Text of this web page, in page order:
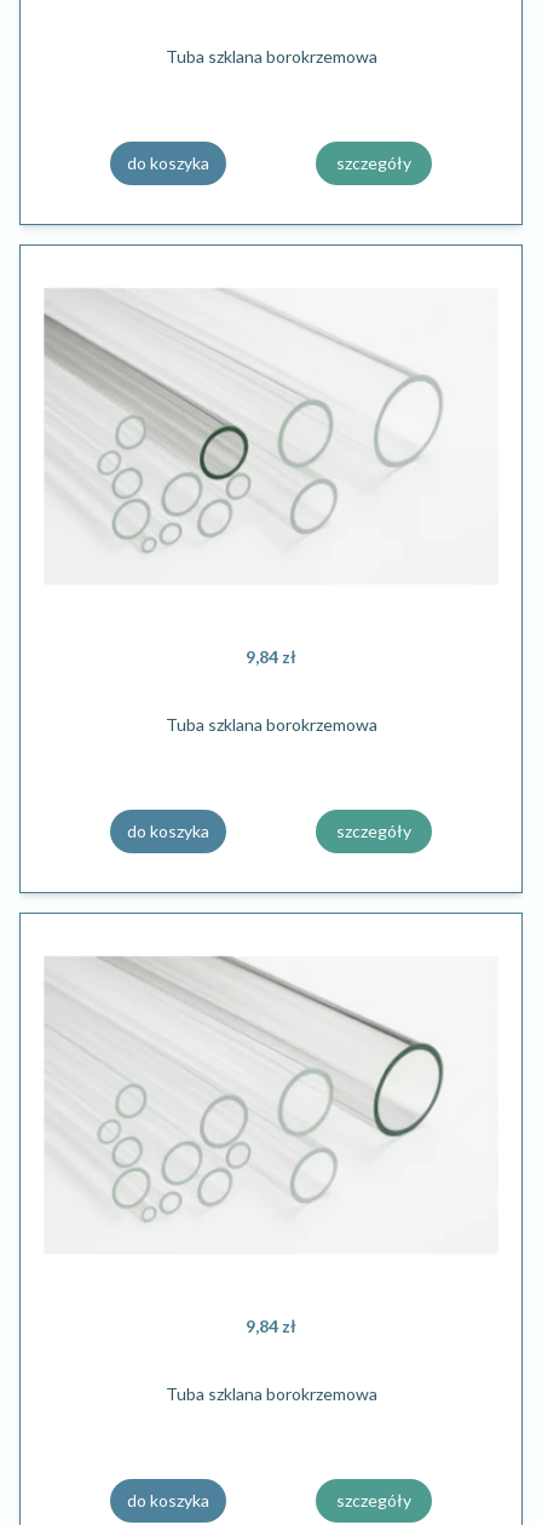
Tuba szklana borokrzemowa
do koszyka szczegóły
9,84 zł
Tuba szklana borokrzemowa
do koszyka szczegóły
9,84 zł
Tuba szklana borokrzemowa
do koszyka szczegóły